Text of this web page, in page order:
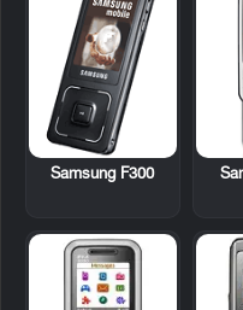
Samsung F300